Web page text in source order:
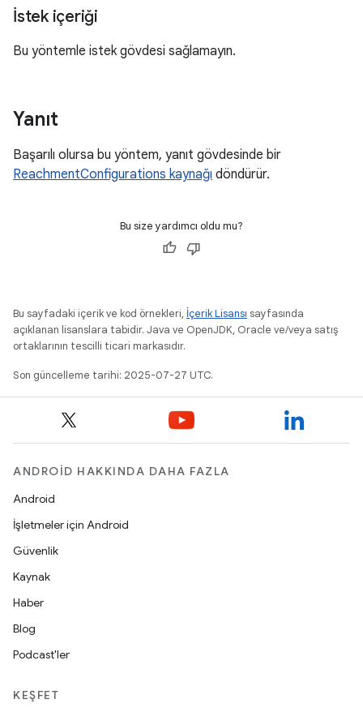
İstek içeriği
Bu yöntemle istek gövdesi sağlamayın.
Yanıt
Başarılı olursa bu yöntem, yanıt gövdesinde bir
ReachmentConfigurations kaynağı döndürür.
Bu size yardımcı oldu mu?
Bu sayfadaki içerik ve kod örnekleri, İçerik Lisansı sayfasında
açıklanan lisanslara tabidir. Java ve OpenJDK, Oracle ve/veya satış
ortaklarının tescilli ticari markasıdır.
Son güncelleme tarihi: 2025-07-27 UTC.
ANDROID HAKKINDA DAHA FAZLA
Android
İşletmeler için Android
Güvenlik
Kaynak
Haber
Blog
Podcast'ler
KEŞFET